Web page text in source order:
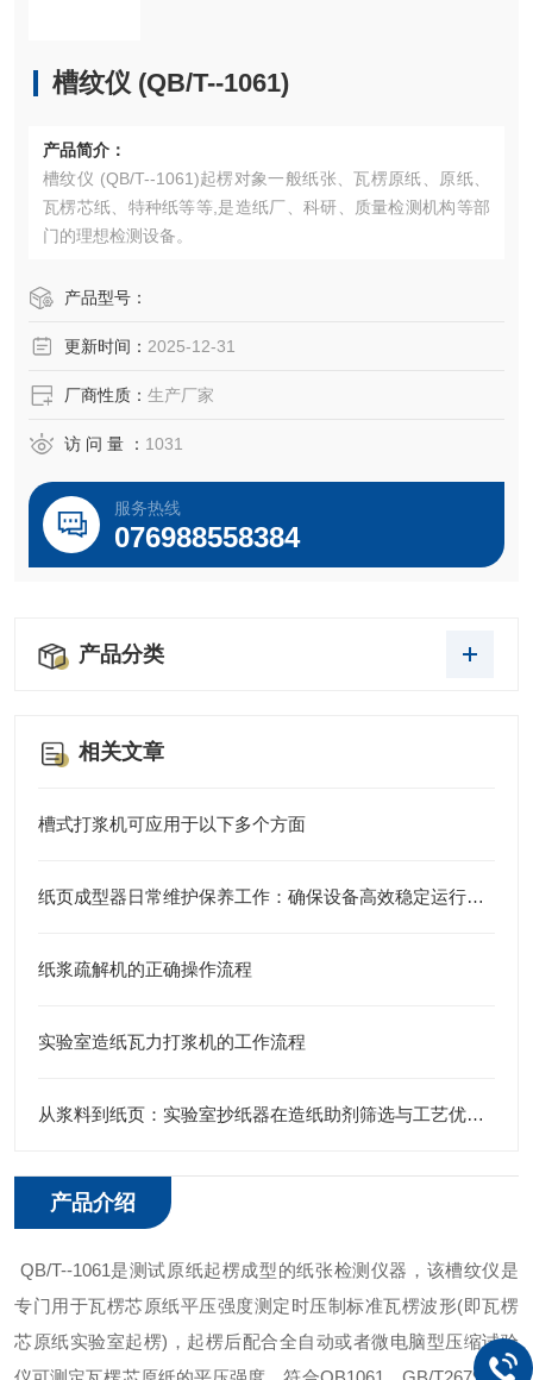
槽纹仪 (QB/T--1061)
产品简介：
槽纹仪 (QB/T--1061)起楞对象一般纸张、瓦楞原纸、原纸、
瓦楞芯纸、特种纸等等,是造纸厂、科研、质量检测机构等部
门的理想检测设备。
产品型号：
更新时间： 2025-12-31
厂商性质： 生产厂家
访 问 量 ： 1031
服务热线
076988558384
产品分类
相关文章
槽式打浆机可应用于以下多个方面
纸页成型器日常维护保养工作：确保设备高效稳定运行的关键
纸浆疏解机的正确操作流程
实验室造纸瓦力打浆机的工作流程
从浆料到纸页：实验室抄纸器在造纸助剂筛选与工艺优化中的实战应用
产品介绍
QB/T--1061是测试原纸起楞成型的纸张检测仪器，该槽纹仪是
专门用于瓦楞芯原纸平压强度测定时压制标准瓦楞波形(即瓦楞
芯原纸实验室起楞)，起楞后配合全自动或者微电脑型压缩试验